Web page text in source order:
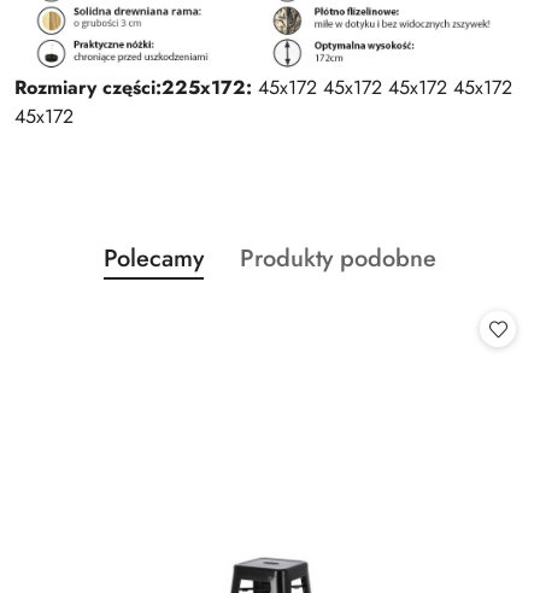
Rozmiary części:225x172: 45x172 45x172 45x172 45x172
45x172
Pomiń karuzelę produktów
Produkty
o
Polecamy
Produkty
Produkty podobne